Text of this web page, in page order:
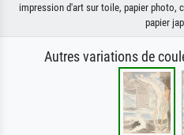
impression d'art sur toile, papier photo,
papier
Autres variations de